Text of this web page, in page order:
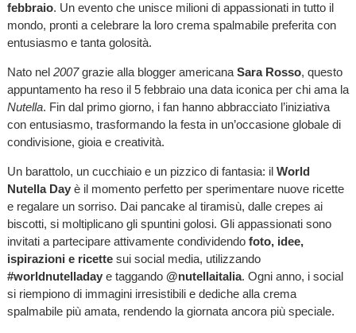
febbraio. Un evento che unisce milioni di appassionati in tutto il
mondo, pronti a celebrare la loro crema spalmabile preferita con
entusiasmo e tanta golosità.
Nato nel 2007grazie alla blogger americana Sara Rosso, questo
appuntamento ha reso il 5 febbraio una data iconica per chi ama la
Nutella. Fin dal primo giorno, i fan hanno abbracciato l’iniziativa
con entusiasmo, trasformando la festa in un’occasione globale di
condivisione, gioia e creatività.
Un barattolo, un cucchiaio e un pizzico di fantasia: il World
Nutella Dayè il momento perfetto per sperimentare nuove ricette
e regalare un sorriso. Dai pancake al tiramisù, dalle crepes ai
biscotti, si moltiplicano gli spuntini golosi. Gli appassionati sono
invitati a partecipare attivamente condividendo foto, idee,
ispirazioni e ricettesui social media, utilizzando
#worldnutelladaye taggando @nutellaitalia. Ogni anno, i social
si riempiono di immagini irresistibili e dediche alla crema
spalmabile più amata, rendendo la giornata ancora più speciale.